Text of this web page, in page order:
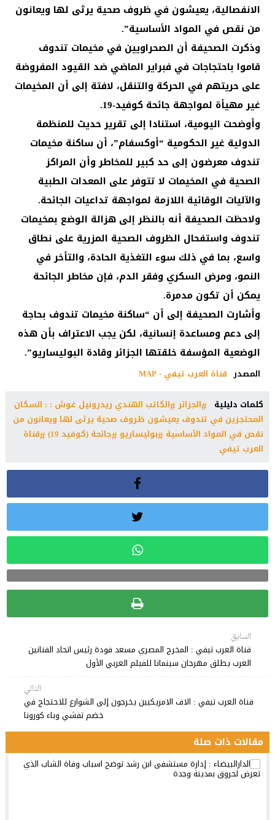
الانفصالية، يعيشون في ظروف صحية يرثى لها ويعانون
من نقص في المواد الأساسية”.
وذكرت الصحيفة أن الصحراويين في مخيمات تندوف
قاموا باحتجاجات في فبراير الماضي ضد القيود المفروضة
على حريتهم في الحركة والتنقل، لافتة إلى أن المخيمات
غير مهيأة لمواجهة جائحة كوفيد-19.
وأوضحت اليومية، استنادا إلى تقرير حديث للمنظمة
الدولية غير الحكومية “أوكسفام”، أن ساكنة مخيمات
تندوف معرضون إلى حد كبير للمخاطر وأن المراكز
الصحية في المخيمات لا تتوفر على المعدات الطبية
والآليات الوقائية اللازمة لمواجهة تداعيات الجائحة.
ولاحظت الصحيفة أنه بالنظر إلى هزالة الوضع بمخيمات
تندوف واستفحال الظروف الصحية المزرية على نطاق
واسع، بما في ذلك سوء التغذية الحادة، والتأخر في
النمو، ومرض السكري وفقر الدم، فإن مخاطر الجائحة
يمكن أن تكون مدمرة.
وأشارت الصحيفة إلى أن “ساكنة مخيمات تندوف بحاجة
إلى دعم ومساعدة إنسانية، لكن يجب الاعتراف بأن هذه
الوضعية المؤسفة خلقتها الجزائر وقادة البوليساريو”.
المصدر قناة العرب تيفي - MAP
كلمات دليلية
الجزائر الكاتب الهندي ريدرونيل غوش : : السكان
المحتجزين في تندوف يعيشون ظروف صحية يرثى لها ويعانون من
نقص في المواد الأساسية بوليساريو جائحة (كوفيد 19)
قناة
العرب تيفي
السابق
قناة العرب تيفي : المخرج المصري مسعد فودة رئيس اتحاد الفنانين
العرب يطلق مهرجان سينمانا للفيلم العربي الأول
التالي
قناة العرب تيفي : الاف الامريكيين يخرجون إلى الشوارع للاحتجاج في
خضم تفشي وباء كورونا
مقالات ذات صلة